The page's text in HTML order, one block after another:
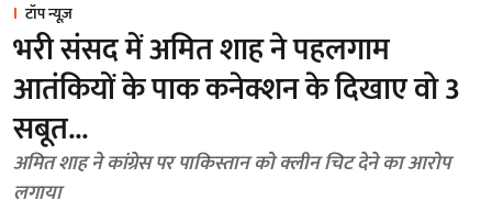
टॉप न्यूज़
भरी संसद में अमित शाह ने पहलगाम
आतंकियों के पाक कनेक्शन के दिखाए वो 3
सबूत...
अमित शाह ने कांग्रेस पर पाकिस्तान को क्लीन चिट देने का आरोप
लगाया